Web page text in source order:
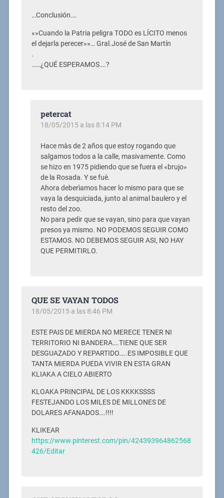
…Conclusión….
«»Cuando la Patria peligra TODO es LÍCITO menos
el dejarla perecer»»… Gral.José de San Martín
.
……¿QUÉ ESPERAMOS….?
petercat
18/05/2015 a las 8:14 PM
Hace màs de 2 años que estoy rogando que
salgamos todos a la calle, masivamente. Como
se hizo en 1975 pidiendo que se fuera el «brujo»
de la Rosada. Y se fuè.
Ahora deberìamos hacer lo mismo para que se
vaya la desquiciada, junto al animal baulero y el
resto del zoo.
No para pedir que se vayan, sino para que vayan
presos ya mismo. NO PODEMOS SEGUIR COMO
ESTAMOS. NO DEBEMOS SEGUIR ASI, NO HAY
QUE PERMITIRLO.
QUE SE VAYAN TODOS
18/05/2015 a las 8:46 PM
ESTE PAIS DE MIERDA NO MERECE TENER NI
TERRITORIO NI BANDERA….TIENE QUE SER
DESGUAZADO Y REPARTIDO…..ES IMPOSIBLE QUE
TANTA MIERDA PUEDA VIVIR EN ESTA GRAN
KLIAKA A CIELO ABIERTO
KLOAKA PRINCIPAL DE LOS KKKKSSSS
FESTEJANDO LOS MILES DE MILLONES DE
DOLARES AFANADOS….!!!!
KLIKEAR
https://www.pinterest.com/pin/424393964862568
426/Editar